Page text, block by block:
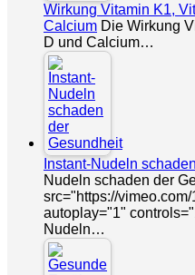
Wirkung Vitamin K1,
Calcium Die Wirkung
D und Calcium…
Instant-Nudeln
Nudeln schaden der
src="https://
autoplay="1"
Nudeln…